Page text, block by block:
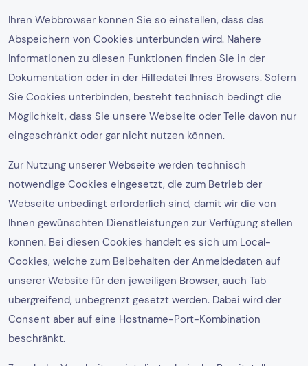
Ihren Webbrowser können Sie so einstellen, dass das
Abspeichern von Cookies unterbunden wird. Nähere
Informationen zu diesen Funktionen finden Sie in der
Dokumentation oder in der Hilfedatei Ihres Browsers. Sofern
Sie Cookies unterbinden, besteht technisch bedingt die
Möglichkeit, dass Sie unsere Webseite oder Teile davon nur
eingeschränkt oder gar nicht nutzen können.
Zur Nutzung unserer Webseite werden technisch
notwendige Cookies eingesetzt, die zum Betrieb der
Webseite unbedingt erforderlich sind, damit wir die von
Ihnen gewünschten Dienstleistungen zur Verfügung stellen
können. Bei diesen Cookies handelt es sich um Local-
Cookies, welche zum Beibehalten der Anmeldedaten auf
unserer Website für den jeweiligen Browser, auch Tab
übergreifend, unbegrenzt gesetzt werden. Dabei wird der
Consent aber auf eine Hostname-Port-Kombination
beschränkt.